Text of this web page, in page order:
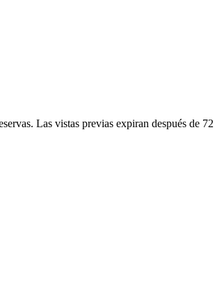
Las vistas previas expiran después de 72